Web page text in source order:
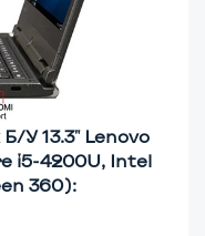
У 13.3" Lenovo
i5-4200U, Intel
360):